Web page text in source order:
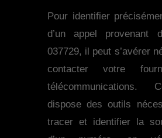
Pour identifier
d’un appel provenant
037729, il peut s’avérer
contacter votre
télécommunications.
dispose des outils
tracer et identifier la